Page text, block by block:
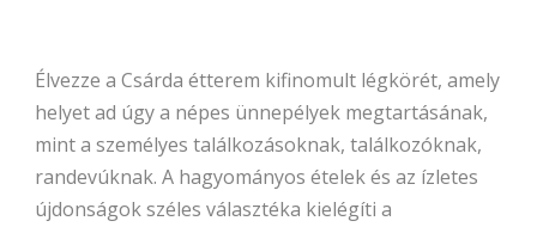
Élvezze a Csárda étterem kifinomult légkörét, amely
helyet ad úgy a népes ünnepélyek megtartásának,
mint a személyes találkozásoknak, találkozóknak,
randevúknak. A hagyományos ételek és az ízletes
újdonságok széles választéka kielégíti a